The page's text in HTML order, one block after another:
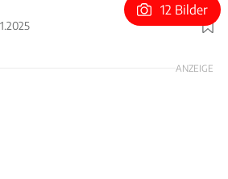
Foto: ALLVISIONN via Getty Images
12 Bilder
ANZEIGE